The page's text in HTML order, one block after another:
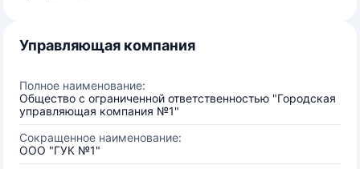
Управляющая компания
Полное наименование:
Общество с ограниченной ответственностью "Городская
управляющая компания №1"
Сокращенное наименование:
ООО "ГУК №1"